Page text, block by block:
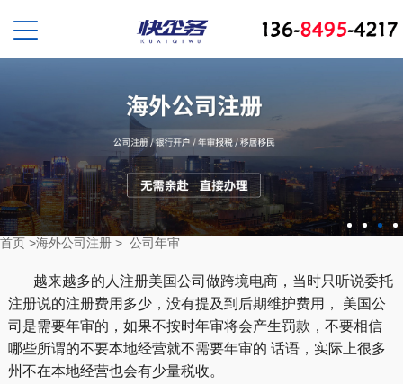
首页 >海外公司注册 > 公司年审
越来越多的人注册美国公司做跨境电商，当时只听说委托
注册说的注册费用多少，没有提及到后期维护费用， 美国公
司是需要年审的，如果不按时年审将会产生罚款，不要相信
哪些所谓的不要本地经营就不需要年审的 话语，实际上很多
州不在本地经营也会有少量税收。